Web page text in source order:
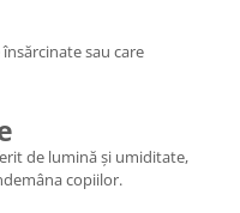
sau care
de lumină și umiditate,
copiilor.